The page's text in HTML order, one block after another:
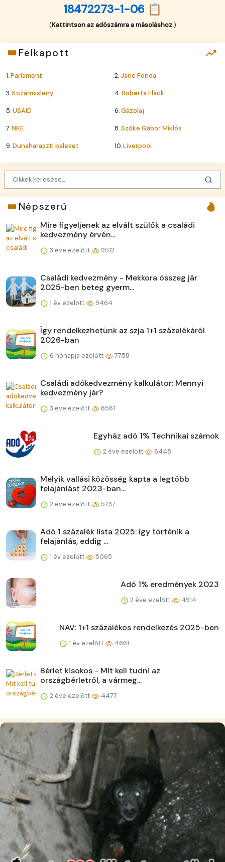
18472273-1-06 📋
(Kattintson az adószámra a másoláshoz.)
Felkapott
1.Parlament 2.Jane Fonda
3.Kozármisleny 4.Roberta Flack
5.USAID 6.Gázolaj
7.NKE 8.Szőke Gábor Miklós
9.Dunaharaszti baleset 10.Liverpool
Népszerű
Mire figyeljenek az elvált szülők a családi
kedvezmény érvén...
3 éve ezelőtt 9512
Családi kedvezmény - Mekkora összeg jár
2025-ben beteg gyerm...
1 év ezelőtt 9464
Így rendelkezhetünk az szja 1+1 százalékáról
2026-ban
6 hónapja ezelőtt 7758
Családi adókedvezmény kalkulátor: Mennyi
kedvezmény jár?
3 éve ezelőtt 6561
Egyház adó 1% Technikai számok
2 éve ezelőtt 6448
Melyik vallási közösség kapta a legtöbb
felajánlást 2023-ban...
2 éve ezelőtt 5737
Adó 1 százalék lista 2025: így történik a
felajánlás, eddig ...
1 év ezelőtt 5065
Adó 1% eredmények 2023
2 éve ezelőtt 4914
NAV: 1+1 százalékos rendelkezés 2025-ben
1 év ezelőtt 4661
Bérlet kisokos - Mit kell tudni az
országbérletről, a vármeg...
2 éve ezelőtt 4477